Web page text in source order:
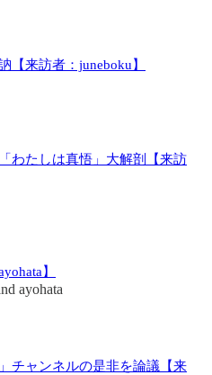
【来訪者：juneboku】
わたしは真悟」大解剖【来訪
】
ayohata
チャンネルの是非を論議【来